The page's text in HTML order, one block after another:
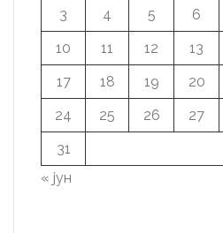
3
4 5 6
10
11 12 13
17
18 19 20
24
25 26 27
31
« јун